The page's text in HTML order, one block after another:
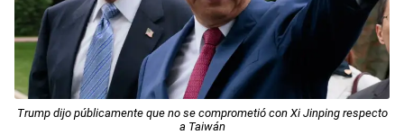
Trump dijo públicamente que no se comprometió con Xi Jinping respecto
a Taiwán